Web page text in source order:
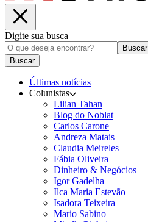
Digite sua busca
Buscar
Buscar
Últimas notícias
Colunistas
Lilian Tahan
Blog do Noblat
Carlos Carone
Andreza Matais
Claudia Meireles
Fábia Oliveira
Dinheiro & Negócios
Igor Gadelha
Ilca Maria Estevão
Isadora Teixeira
Mario Sabino